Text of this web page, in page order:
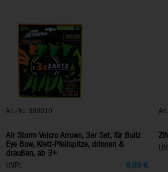
Art.-Nr.: 360010
Air Storm Velcro Arrows, 3er Set, für Bullz
Eye Bow, Klett-Pfeilspitze, drinnen &
draußen, ab 3+
UVP:
8,99€